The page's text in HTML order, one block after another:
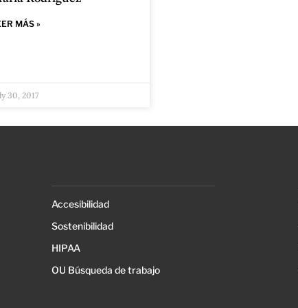
MÁS »
30, 2017
Accesibilidad
Sostenibilidad
HIPAA
OU Búsqueda de trabajo